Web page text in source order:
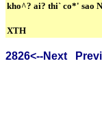
kho^? ai? thi` co*' sao
XTH
2826<--Next